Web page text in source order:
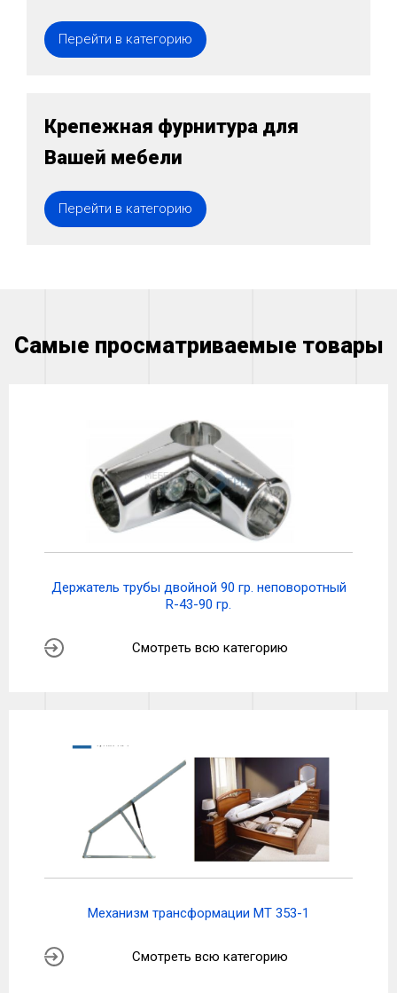
Перейти в категорию
Крепежная фурнитура для
Вашей мебели
Перейти в категорию
Самые просматриваемые товары
Держатель трубы двойной 90 гр. неповоротный
R-43-90 гр.
Смотреть всю категорию
Механизм трансформации МТ 353-1
Смотреть всю категорию